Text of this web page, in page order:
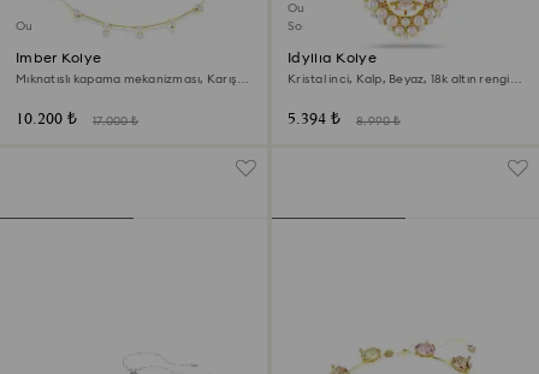
Outlet
Imber Kolye
Mıknatıslı kapama mekanizması, Karışık
10.200 ₺ 17.000 ₺
Outlet
Son Şans
Idyllia Kolye
Kristal inci, Kalp, Beyaz, 18k altın rengi
5.394 ₺ 8.990 ₺